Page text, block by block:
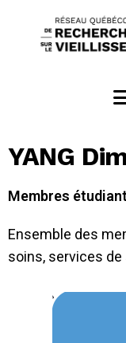
YANG
Membres
Ensemble des
soins, services